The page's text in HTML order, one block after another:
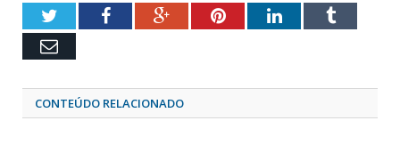
TwitterFacebookGoogle+PinterestLinkedInTumblr
Email
CONTEÚDO RELACIONADO